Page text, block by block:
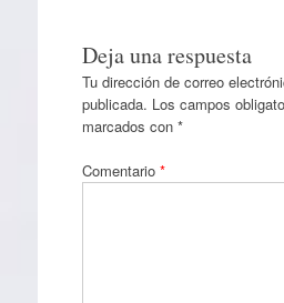
Deja una respuesta
Tu dirección de correo
publicada. Los campos
marcados con *
Comentario *